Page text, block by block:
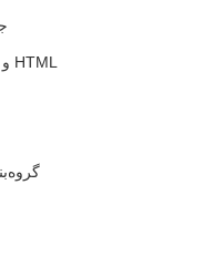
خروجی گرفتن از اطلاعات به صورت CSV و HTML